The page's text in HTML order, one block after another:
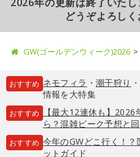
どうぞよろしく
GW(ゴールデンウィーク)2026
おすすめ ネモフィラ ・ 潮干狩り ・
情報を大特集
おすすめ
【最大12連休も】
ら？混雑ピーク予想と
おすすめ 今年のGWどこ行く！
ットガイド